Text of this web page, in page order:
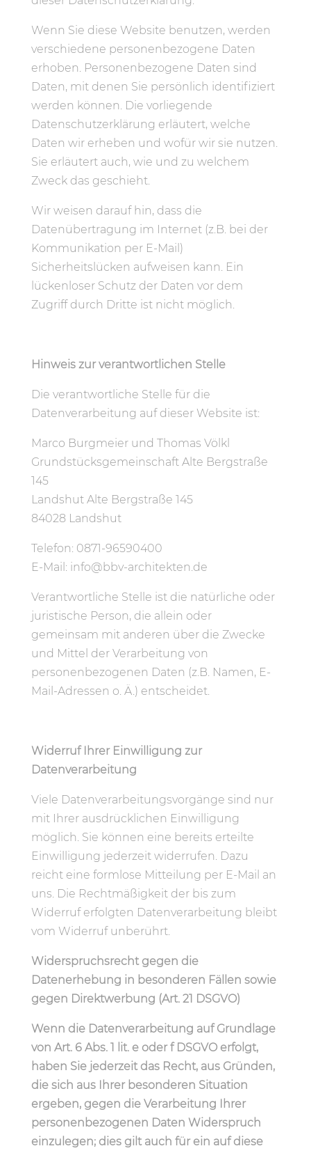
Wenn Sie diese Website benutzen, werden
verschiedene personenbezogene Daten
erhoben. Personenbezogene Daten sind
Daten, mit denen Sie persönlich identifiziert
werden können. Die vorliegende
Datenschutzerklärung erläutert, welche
Daten wir erheben und wofür wir sie nutzen.
Sie erläutert auch, wie und zu welchem
Zweck das geschieht.
Wir weisen darauf hin, dass die
Datenübertragung im Internet (z.B. bei der
Kommunikation per E-Mail)
Sicherheitslücken aufweisen kann. Ein
lückenloser Schutz der Daten vor dem
Zugriff durch Dritte ist nicht möglich.
Hinweis zur verantwortlichen Stelle
Die verantwortliche Stelle für die
Datenverarbeitung auf dieser Website ist:
Marco Burgmeier und Thomas Völkl
Grundstücksgemeinschaft Alte Bergstraße
145
Landshut Alte Bergstraße 145
84028 Landshut
Telefon: 0871-96590400
E-Mail: info@bbv-architekten.de
Verantwortliche Stelle ist die natürliche oder
juristische Person, die allein oder
gemeinsam mit anderen über die Zwecke
und Mittel der Verarbeitung von
personenbezogenen Daten (z.B. Namen, E-
Mail-Adressen o. Ä.) entscheidet.
Widerruf Ihrer Einwilligung zur
Datenverarbeitung
Viele Datenverarbeitungsvorgänge sind nur
mit Ihrer ausdrücklichen Einwilligung
möglich. Sie können eine bereits erteilte
Einwilligung jederzeit widerrufen. Dazu
reicht eine formlose Mitteilung per E-Mail an
uns. Die Rechtmäßigkeit der bis zum
Widerruf erfolgten Datenverarbeitung bleibt
vom Widerruf unberührt.
Widerspruchsrecht gegen die
Datenerhebung in besonderen Fällen sowie
gegen Direktwerbung (Art. 21 DSGVO)
Wenn die Datenverarbeitung auf Grundlage
von Art. 6 Abs. 1 lit. e oder f DSGVO erfolgt,
haben Sie jederzeit das Recht, aus Gründen,
die sich aus Ihrer besonderen Situation
ergeben, gegen die Verarbeitung Ihrer
personenbezogenen Daten Widerspruch
einzulegen; dies gilt auch für ein auf diese